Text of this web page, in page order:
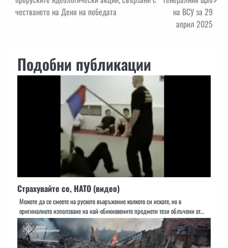
честването на Деня на победата
на ВСУ за 29
април 2025
Подобни публикации
Страхувайте се, НАТО (видео)
Можете да се смеете на руското въоръжение колкото си искате, но в
оригиналното използване на най-обикновените предмети тези облъчени от…